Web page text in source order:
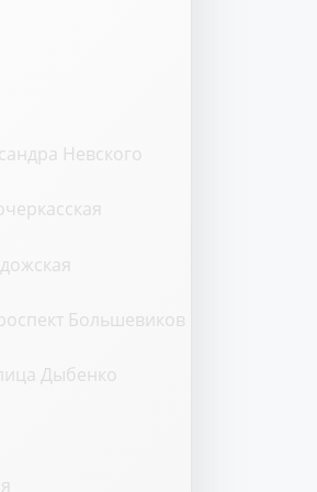
Невского
Большевиков
Дыбенко